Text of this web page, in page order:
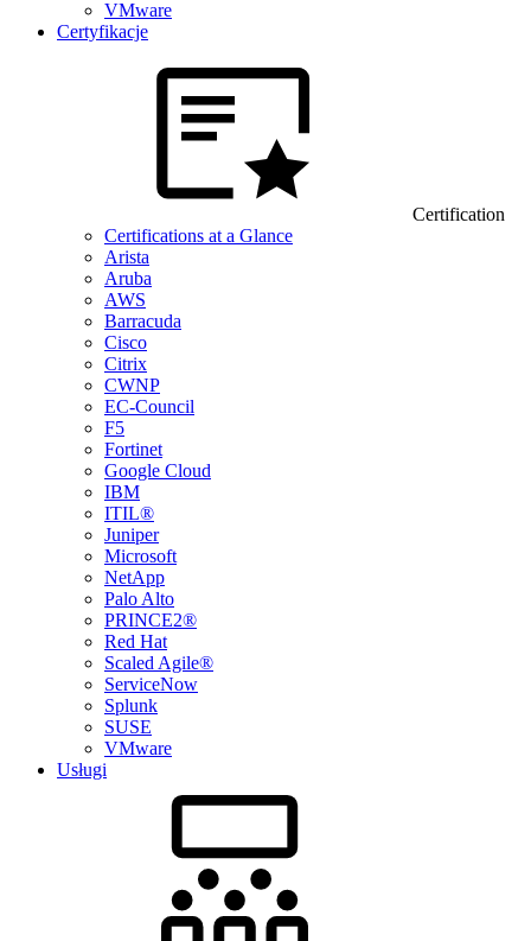
VMware
Certyfikacje
Certification
Certifications at a Glance
Arista
Aruba
AWS
Barracuda
Cisco
Citrix
CWNP
EC-Council
F5
Fortinet
Google Cloud
IBM
ITIL®
Juniper
Microsoft
NetApp
Palo Alto
PRINCE2®
Red Hat
Scaled Agile®
ServiceNow
Splunk
SUSE
VMware
Usługi